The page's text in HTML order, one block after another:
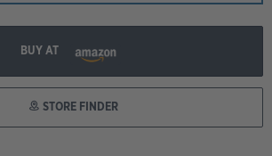
BUY AT
STORE FINDER